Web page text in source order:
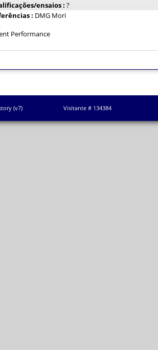
ensaios : ?
: DMG Mori
Performance
(v7) Visitante # 134384